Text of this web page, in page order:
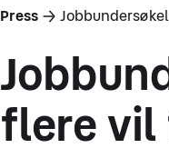
You are here
Press
flere